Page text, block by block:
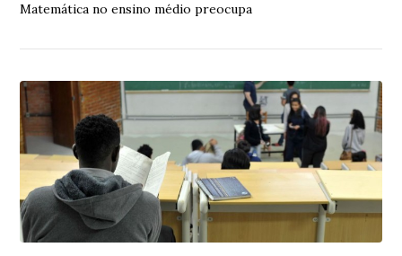
Matemática no ensino médio preocupa